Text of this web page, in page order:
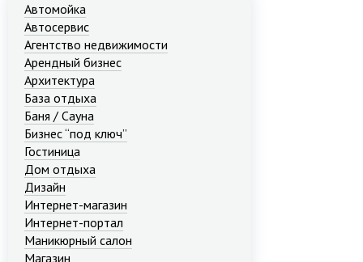
Автомойка
Автосервис
Агентство недвижимости
Арендный бизнес
Архитектура
База отдыха
Баня / Сауна
Бизнес “под ключ”
Гостиница
Дом отдыха
Дизайн
Интернет-магазин
Интернет-портал
Маникюрный салон
Магазин